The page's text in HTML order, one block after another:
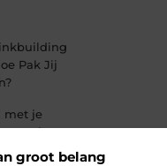
groot belang
Pak Jij
met je
wat je
online